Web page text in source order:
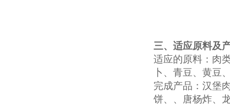
三、适应原料及
适应的原料：肉
卜、青豆、黄豆
完成产品：汉堡
饼、、唐杨炸、